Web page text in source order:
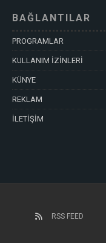
BAĞLANTILAR
PROGRAMLAR
KULLANIM İZİNLERİ
KÜNYE
REKLAM
İLETİŞİM
RSS FEED